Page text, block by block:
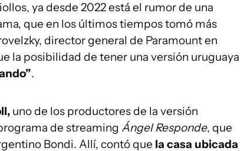
ya desde 2022 está el rumor de una
que en los últimos tiempos tomó más
director general de Paramount en
la posibilidad de tener una versión uruguaya
.
uno de los productores de la versión
de streaming Ángel Responde, que
Bondi. Allí, contó que la casa ubicada